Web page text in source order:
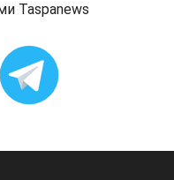
Taspanews